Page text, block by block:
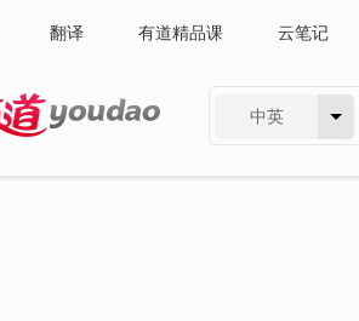
翻译 有道精品课 云笔记
中英